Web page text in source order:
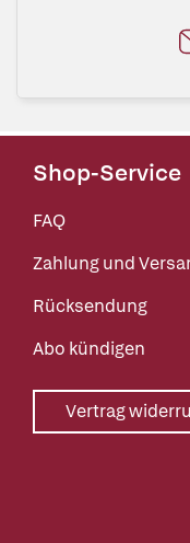
Shop-Service
FAQ
Zahlung und
Rücksendung
Abo kündigen
Vertrag